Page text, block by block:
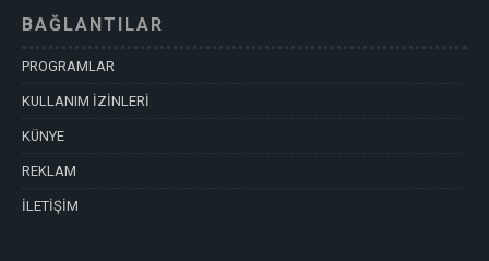
BAĞLANTILAR
PROGRAMLAR
KULLANIM İZİNLERİ
KÜNYE
REKLAM
İLETİŞİM